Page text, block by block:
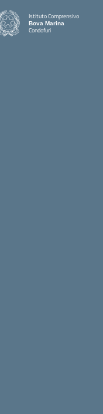
Istituto Comprensivo
Bova Marina
Condofuri